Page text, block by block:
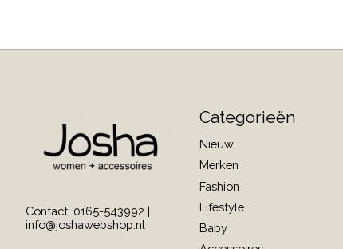
Contact: 0165-543992 |
info@joshawebshop.nl
Categorieën
Nieuw
Merken
Fashion
Lifestyle
Baby